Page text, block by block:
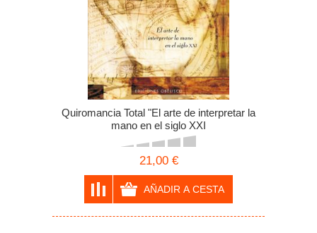
Quiromancia Total "El arte de interpretar la
mano en el siglo XXI
21,00 €